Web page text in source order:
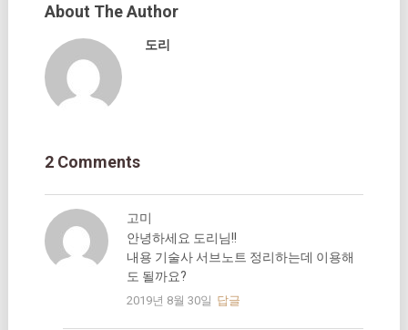
About The Author
도리
2 Comments
고미
안녕하세요 도리님!!
내용 기술사 서브노트 정리하는데 이용해
도 될까요?
2019년 8월 30일 답글